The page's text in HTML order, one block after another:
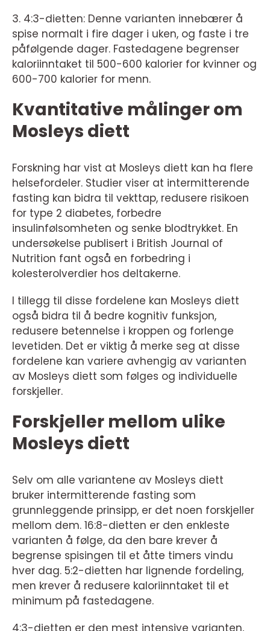
3. 4:3-dietten: Denne varianten innebærer å
spise normalt i fire dager i uken, og faste i tre
påfølgende dager. Fastedagene begrenser
kaloriinntaket til 500-600 kalorier for kvinner og
600-700 kalorier for menn.
Kvantitative målinger om
Mosleys diett
Forskning har vist at Mosleys diett kan ha flere
helsefordeler. Studier viser at intermitterende
fasting kan bidra til vekttap, redusere risikoen
for type 2 diabetes, forbedre
insulinfølsomheten og senke blodtrykket. En
undersøkelse publisert i British Journal of
Nutrition fant også en forbedring i
kolesterolverdier hos deltakerne.
I tillegg til disse fordelene kan Mosleys diett
også bidra til å bedre kognitiv funksjon,
redusere betennelse i kroppen og forlenge
levetiden. Det er viktig å merke seg at disse
fordelene kan variere avhengig av varianten
av Mosleys diett som følges og individuelle
forskjeller.
Forskjeller mellom ulike
Mosleys diett
Selv om alle variantene av Mosleys diett
bruker intermitterende fasting som
grunnleggende prinsipp, er det noen forskjeller
mellom dem. 16:8-dietten er den enkleste
varianten å følge, da den bare krever å
begrense spisingen til et åtte timers vindu
hver dag. 5:2-dietten har lignende fordeling,
men krever å redusere kaloriinntaket til et
minimum på fastedagene.